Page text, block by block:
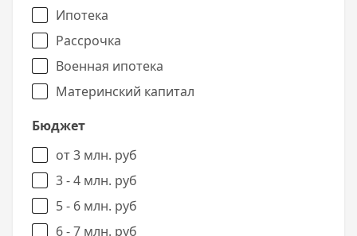
Ипотека
Рассрочка
Военная ипотека
Материнский капитал
Бюджет
от 3 млн. руб
3 - 4 млн. руб
5 - 6 млн. руб
6 - 7 млн. руб